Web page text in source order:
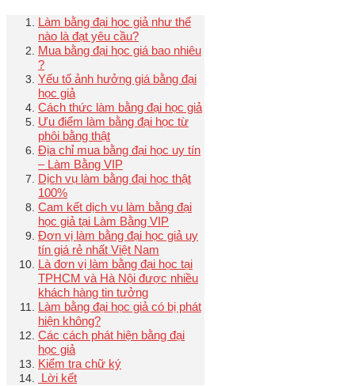
Làm bằng đại học giả như thế
nào là đạt yêu cầu?
Mua bằng đại học giá bao nhiêu
?
Yếu tố ảnh hưởng giá bằng đại
học giả
Cách thức làm bằng đại học giả
Ưu điểm làm bằng đại học từ
phôi bằng thật
Địa chỉ mua bằng đại học uy tín
– Làm Bằng VIP
Dịch vụ làm bằng đại học thật
100%
Cam kết dịch vụ làm bằng đại
học giả tại Làm Bằng VIP
Đơn vị làm bằng đại học giả uy
tín giá rẻ nhất Việt Nam
Là đơn vị làm bằng đại học tại
TPHCM và Hà Nội được nhiều
khách hàng tin tưởng
Làm bằng đại học giả có bị phát
hiện không?
Các cách phát hiện bằng đại
học giả
Kiểm tra chữ ký
Lời kết